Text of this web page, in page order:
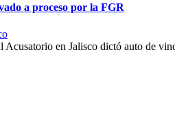
a proceso por la FGR
Acusatorio en Jalisco dictó auto de